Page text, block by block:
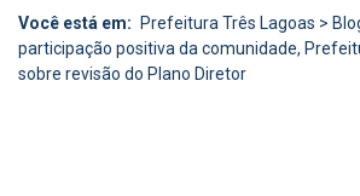
Você está em: Prefeitura Três Lagoas >
participação positiva da comunidade,
sobre revisão do Plano Diretor